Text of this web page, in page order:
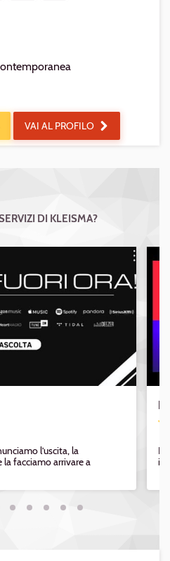
VAI AL PROFILO
DI KLEISMA?
l’uscita, la
facciamo arrivare a
i